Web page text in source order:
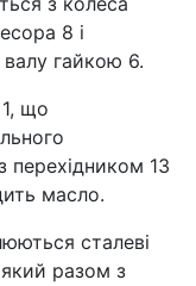
8 і
валу гайкою 6.
що
перехідником 13
масло.
сталеві
разом з